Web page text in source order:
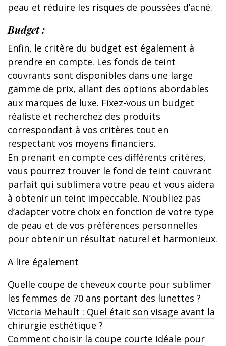
peau et réduire les risques de poussées d’acné.
Budget :
Enfin, le critère du budget est également à
prendre en compte. Les fonds de teint
couvrants sont disponibles dans une large
gamme de prix, allant des options abordables
aux marques de luxe. Fixez-vous un budget
réaliste et recherchez des produits
correspondant à vos critères tout en
respectant vos moyens financiers.
En prenant en compte ces différents critères,
vous pourrez trouver le fond de teint couvrant
parfait qui sublimera votre peau et vous aidera
à obtenir un teint impeccable. N’oubliez pas
d’adapter votre choix en fonction de votre type
de peau et de vos préférences personnelles
pour obtenir un résultat naturel et harmonieux.
A lire également
Quelle coupe de cheveux courte pour sublimer
les femmes de 70 ans portant des lunettes ?
Victoria Mehault : Quel était son visage avant la
chirurgie esthétique ?
Comment choisir la coupe courte idéale pour